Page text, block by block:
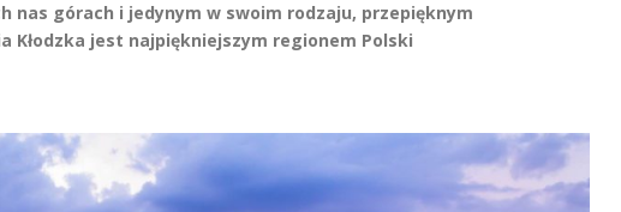
nas górach i jedynym w swoim rodzaju, przepięknym
Kłodzka jest najpiękniejszym regionem Polski